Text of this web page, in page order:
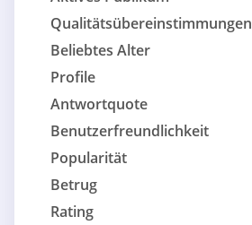
Qualitätsübereinstimmungen
Beliebtes Alter
Profile
Antwortquote
Benutzerfreundlichkeit
Popularität
Betrug
Rating